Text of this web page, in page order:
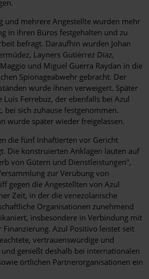
und mehrere Angestellte wurden mehr
in ihren Büros festgehalten und zu
befragt. Daraufhin wurden Johan
Layners Gutiérrez Díaz,
und Miguel Guerra Raydan in die
Spionageabwehr gebracht. Der
wurde ihnen verweigert. Später
Luis Ferrebuz, der ebenfalls bei Azul
bei sich zuhause festgenommen.
wurde später wieder freigelassen.
die fünf Inhaftierten vor Gericht
Die konstruierten Anklagen lauten auf
von Gütern und Dienstleistungen",
zur Verübung von
gegen die Angestellten von Azul
Zeit, in der die venezolanische
Organisationen zunehmend
insbesondere in Verbindung mit
Azul Positivo leistet seit
vertrauenswürdige und
genießt deshalb bei internationalen
örtlichen Partnerorganisationen ein